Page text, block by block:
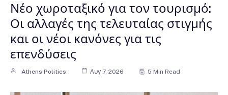
Νέο χωροταξικό για τον τουρισμό:
Οι αλλαγές της τελευταίας στιγμής
και οι νέοι κανόνες για τις
επενδύσεις
Athens Politics Αυγ 7, 2026 5 Min Read